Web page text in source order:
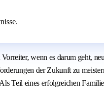
wenn es darum geht,
der Zukunft zu
Teil eines erfolgreichen